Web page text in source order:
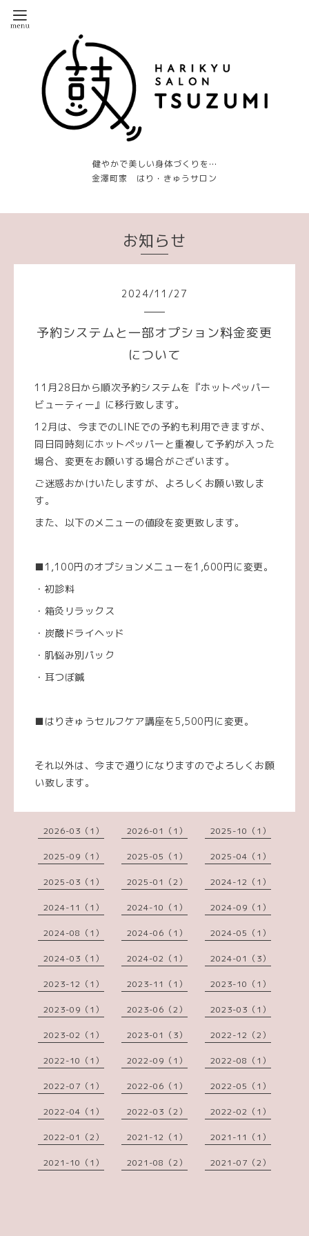
健やかで美しい身体づくりを…
金澤町家 はり・きゅうサロン
お知らせ
2024/11 /27
予約システムと一部オプション料金変更
について
11月28日から順次予約システムを『ホットペッパー
ビューティー』に移行致します。
12月は、今までのLINEでの予約も利用できますが、
同日同時刻にホットペッパーと重複して予約が入った
場合、変更をお願いする場合がございます。
ご迷惑おかけいたしますが、よろしくお願い致しま
す。
また、以下のメニューの値段を変更致します。
■1,100円のオプションメニューを1,600円に変更。
・初診料
・箱灸リラックス
・炭酸ドライヘッド
・肌悩み別パック
・耳つぼ鍼
■はりきゅうセルフケア講座を5,500円に変更。
それ以外は、今まで通りになりますのでよろしくお願
い致します。
2026-03（1） 2026-01（1） 2025-10（1）
2025-09（1） 2025-05（1） 2025-04（1）
2025-03（1） 2025-01（2） 2024-12（1）
2024-11（1） 2024-10（1） 2024-09（1）
2024-08（1） 2024-06（1） 2024-05（1）
2024-03（1） 2024-02（1） 2024-01（3）
2023-12（1） 2023-11（1） 2023-10（1）
2023-09（1） 2023-06（2） 2023-03（1）
2023-02（1） 2023-01（3） 2022-12（2）
2022-10（1） 2022-09（1） 2022-08（1）
2022-07（1） 2022-06（1） 2022-05（1）
2022-04（1） 2022-03（2） 2022-02（1）
2022-01（2） 2021-12（1） 2021-11（1）
2021-10（1） 2021-08（2） 2021-07（2）